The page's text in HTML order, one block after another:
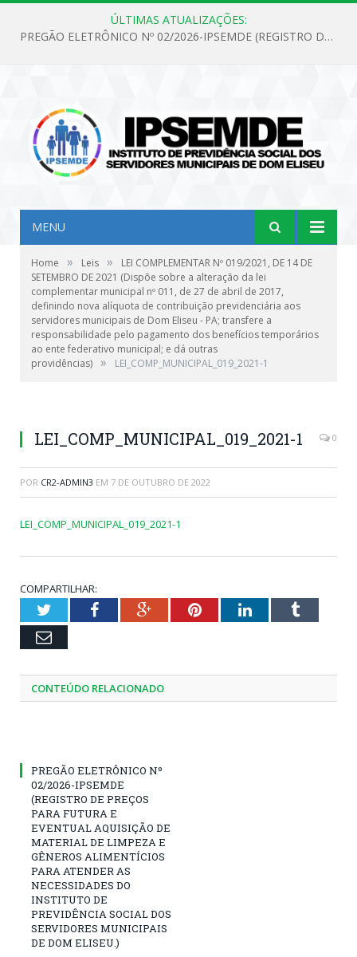
ÚLTIMAS ATUALIZAÇÕES:
PREGÃO ELETRÔNICO Nº 02/2026-IPSEMDE (REGISTRO DE PREÇOS PARA FUTURA E EVENTUAL AQUISIÇÃO DE MATERIAL DE LIMPEZA E GÊNEROS ALIMENTÍCIOS PARA ATENDER AS NECESSIDADES DO INSTITUTO DE PREVIDÊNCIA SOCIAL DOS SERVIDORES MUNICIPAIS DE DOM ELISEU.)
MENU
Home » Leis »
LEI COMPLEMENTAR Nº 019/2021, DE 14 DE
SETEMBRO DE 2021 (Dispõe sobre a alteração da lei
complementar municipal nº 011, de 27 de abril de 2017,
definindo nova alíquota de contribuição previdenciária aos
servidores municipais de Dom Eliseu - PA; transfere a
responsabilidade pelo pagamento dos benefícios temporários
ao ente federativo municipal; e dá outras
providências) » LEI_COMP_MUNICIPAL_019_2021-1
LEI_COMP_MUNICIPAL_019_2021-1 0
POR CR2-ADMIN3 EM 7 DE OUTUBRO DE 2022
LEI_COMP_MUNICIPAL_019_2021-1
COMPARTILHAR:
TwitterFacebookGoogle+PinterestLinkedInTumblr
Email
CONTEÚDO RELACIONADO
PREGÃO ELETRÔNICO Nº
02/2026-IPSEMDE
(REGISTRO DE PREÇOS
PARA FUTURA E
EVENTUAL AQUISIÇÃO DE
MATERIAL DE LIMPEZA E
GÊNEROS ALIMENTÍCIOS
PARA ATENDER AS
NECESSIDADES DO
INSTITUTO DE
PREVIDÊNCIA SOCIAL DOS
SERVIDORES MUNICIPAIS
DE DOM ELISEU.)